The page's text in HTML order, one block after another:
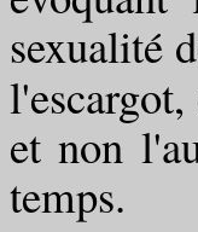
sexualité
et non
temps.